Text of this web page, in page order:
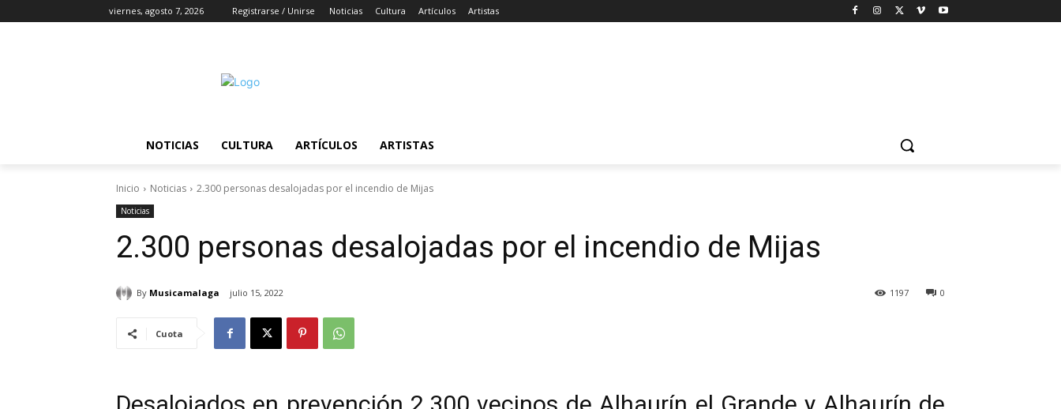
viernes, agosto 7, 2026 Registrarse / Unirse Noticias Cultura Artículos Artistas
NOTICIAS CULTURA ARTÍCULOS ARTISTAS
Inicio Noticias 2.300 personas desalojadas por el incendio de Mijas
Noticias
2.300 personas desalojadas por el incendio de Mijas
By Musicamalaga julio 15, 2022 0
1197
Cuota